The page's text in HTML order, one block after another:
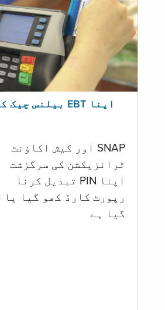
اپنا EBT بیلنس چیک کریں
SNAP اور کیش اکاؤنٹ
ٹرانزیکشن کی سرگزشت
اپنا PIN تبدیل کرنا
رپورٹ کارڈ کھو گیا یا
گيا ہے